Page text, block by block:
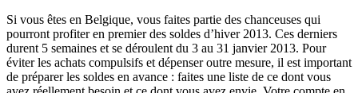
Si vous êtes en Belgique, vous faites partie des chanceuses qui
pourront profiter en premier des soldes d’hiver 2013. Ces derniers
durent 5 semaines et se déroulent du 3 au 31 janvier 2013. Pour
éviter les achats compulsifs et dépenser outre mesure, il est important
de préparer les soldes en avance : faites une liste de ce dont vous